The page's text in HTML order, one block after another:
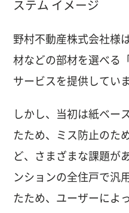
野村不動産株式会社様
材などの部材を選べる
サービスを提供してい
しかし、当初は紙ベー
たため、ミス防止のた
ど、さまざまな課題が
ンションの全住戸で汎
たため、ユーザーによ